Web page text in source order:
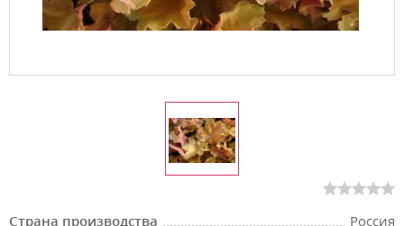
Страна производства
Россия